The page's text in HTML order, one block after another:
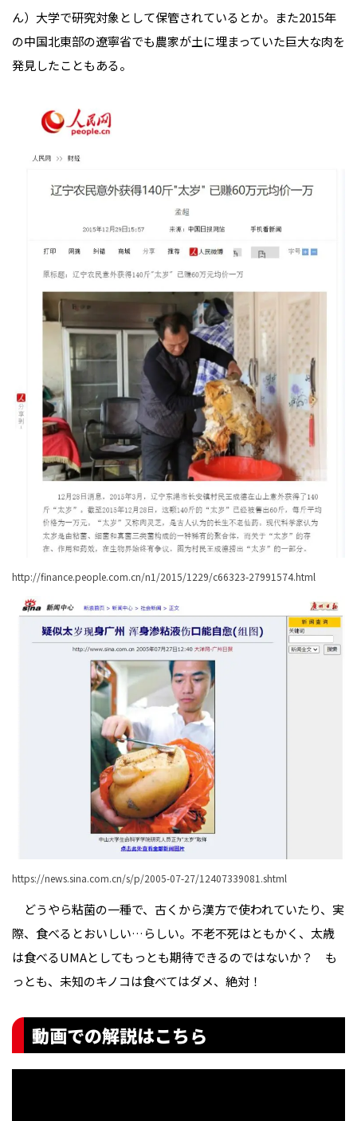
ん）大学で研究対象として保管されているとか。また2015年
の中国北東部の遼寧省でも農家が土に埋まっていた巨大な肉を
発見したこともある。
http://finance.people.com.cn/n1/2015/1229/c66323-27991574.html
https://news.sina.com.cn/s/p/2005-07-27/12407339081.shtml
どうやら粘菌の一種で、古くから漢方で使われていたり、実
際、食べるとおいしい…らしい。不老不死はともかく、太歳
は食べるUMAとしてもっとも期待できるのではないか？ も
っとも、未知のキノコは食べてはダメ、絶対！
動画での解説はこちら